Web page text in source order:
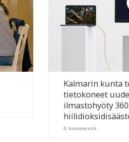
Kalmarin kunta
tietokoneet
ilmastohyöty
0 kommentit